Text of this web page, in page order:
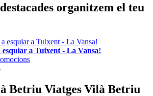
organitzem el teu
esquiar a Tuixent - La Vansa!
Betriu Viatges Vilà Betriu